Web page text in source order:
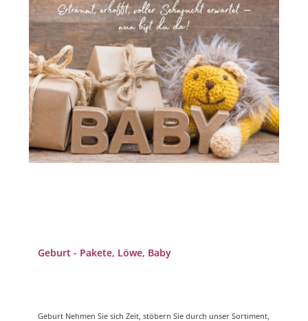
Geburt - Pakete, Löwe, Baby
Geburt Nehmen Sie sich Zeit, stöbern Sie durch unser Sortiment,